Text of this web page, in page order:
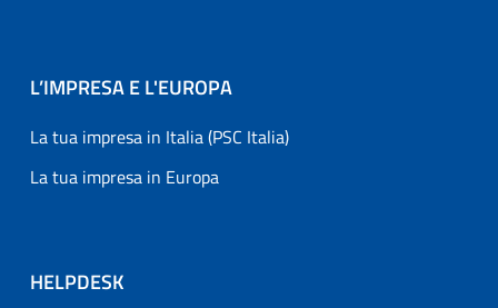
L’IMPRESA E L'EUROPA
La tua impresa in Italia (PSC Italia)
La tua impresa in Europa
HELPDESK